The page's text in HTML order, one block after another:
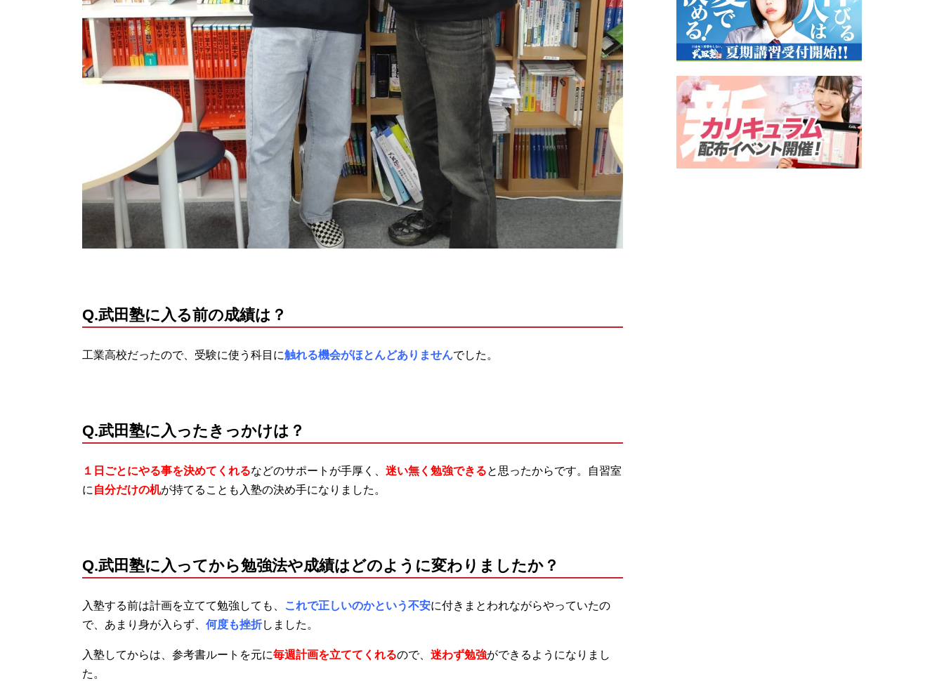
Q.武田塾に入る前の成績は？
工業高校だったので、受験に使う科目に触れる機会がほとんどありませんでした。
Q.武田塾に入ったきっかけは？
１日ごとにやる事を決めてくれるなどのサポートが手厚く、 迷い無く勉強できると思ったからです。自習室
に 自分だけの机が持てることも入塾の決め手になりました。
Q.武田塾に入ってから勉強法や成績はどのように変わりましたか？
入塾する前は計画を立てて勉強しても、 これで正しいのかという不安に付きまとわれながらやっていたの
で、あまり身が入らず、 何度も挫折しました。
入塾してからは、参考書ルートを元に毎週計画を立ててくれるので、 迷わず勉強ができるようになりまし
た。